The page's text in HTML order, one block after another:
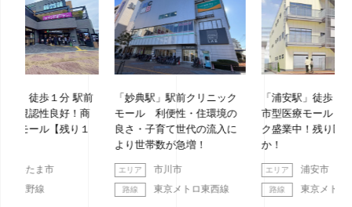
「妙典駅」駅前クリニック
モール 利便性・住環境の
良さ・子育て世代の流入に
より世帯数が急増！
東京メトロ東西線
「浦安駅」徒歩１分 新築都
市型医療モール 各クリニッ
ク盛業中！残り区画わず
か！
東京メトロ東西線